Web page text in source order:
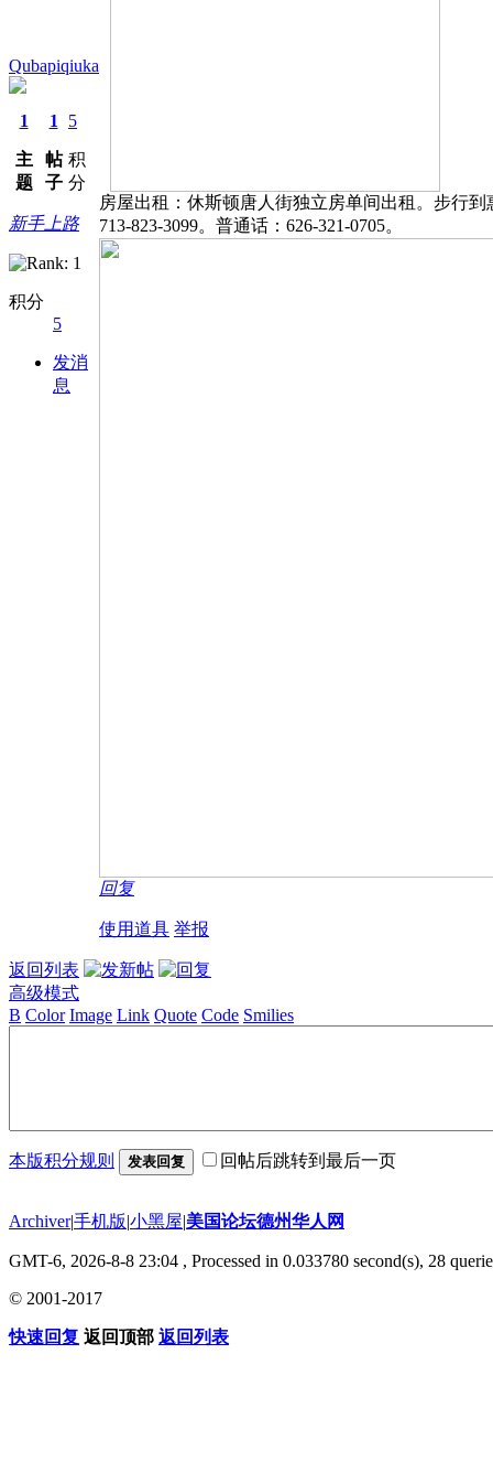
Qubapiqiuka
1
主
题
1
帖
子
5
积
分
新手上路
积分
5
发消
息
房屋出租：休斯顿唐人街独立房单间出租。步行
713-823-3099。普通话：626-321-0705。
回复
使用道具 举报
返回列表
高级模式
B Color Image Link Quote Code Smilies
本版积分规则 发表回复 回帖后跳转到最后一页
Archiver|手机版|小黑屋|美国论坛德州华人网
GMT-6, 2026-8-8 23:04 , Processed in 0.033780 second(s), 28
© 2001-2017
快速回复 返回顶部 返回列表